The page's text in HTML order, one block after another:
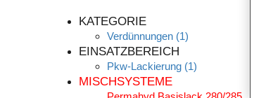
KATEGORIE
Verdünnungen (1)
EINSATZBEREICH
Pkw-Lackierung (1)
MISCHSYSTEME